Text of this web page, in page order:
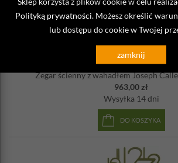
Polityką prywatności. Możesz określić
lub dostępu do cookie w Twojej
zamknij
11-002-1
Zegar ścienny z wahadłem Joseph
963,00 zł
Wysyłka 14 dni
DO KOSZYKA